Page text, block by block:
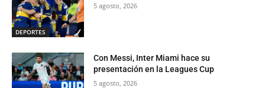
DEPORTES
5 agosto, 2026
Con Messi, Inter Miami hace su
presentación en la Leagues Cup
5 agosto, 2026